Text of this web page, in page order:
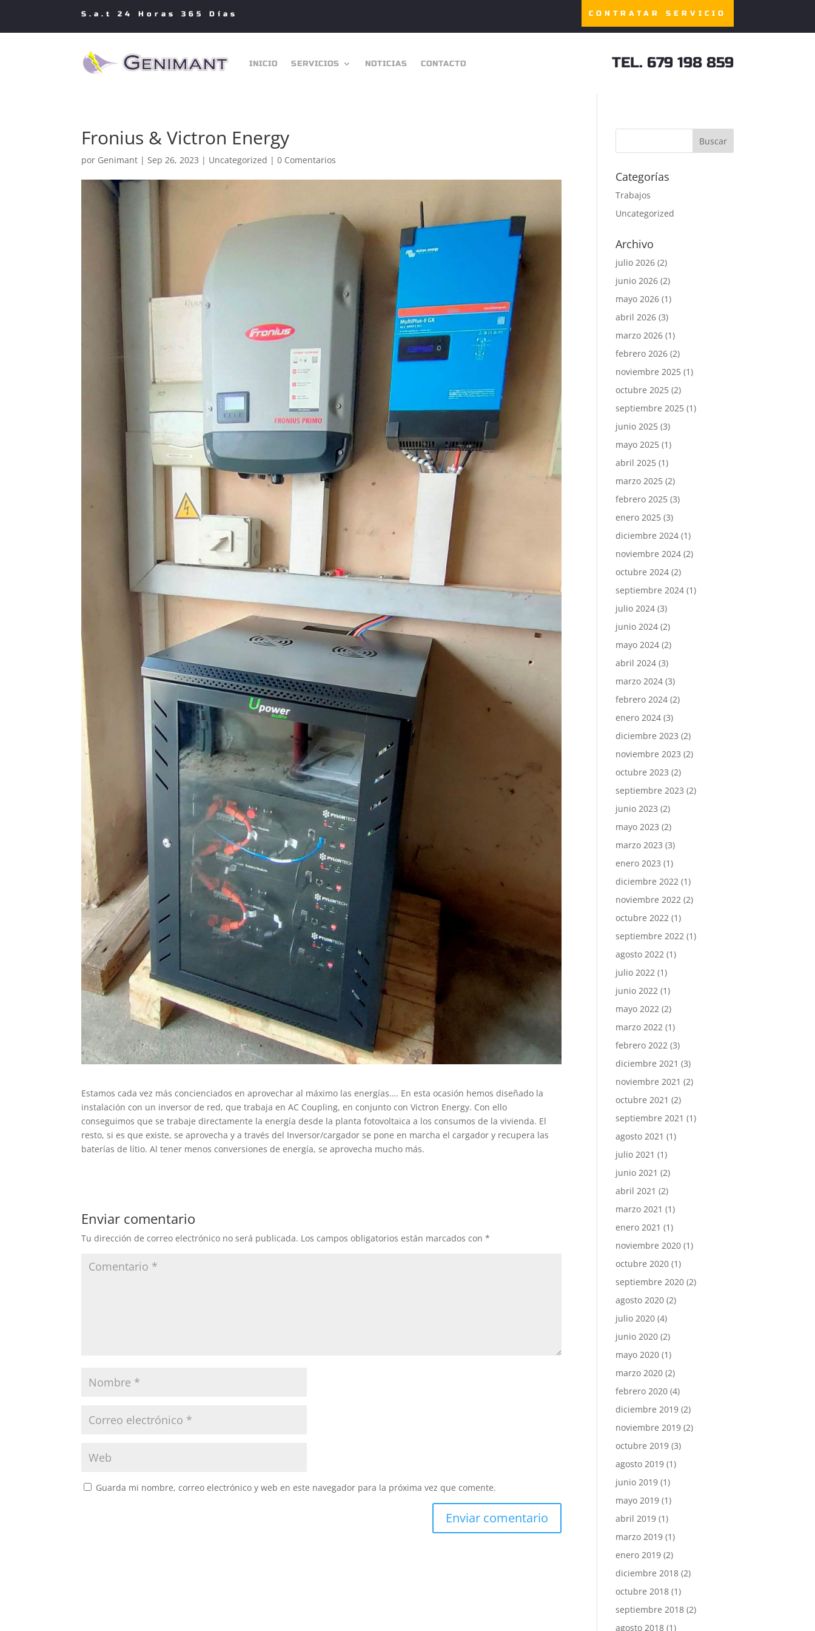
S.a.t 24 Horas 365 Días CONTRATAR SERVICIO
INICIO SERVICIOS NOTICIAS CONTACTO TEL. 679 198 859
Fronius & Victron Energy
por Genimant |Sep 26, 2023 | Uncategorized |0 Comentarios
Estamos cada vez más concienciados en aprovechar al máximo las energías…. En esta ocasión hemos diseñado la
instalación con un inversor de red, que trabaja en AC Coupling, en conjunto con Victron Energy. Con ello
conseguimos que se trabaje directamente la energía desde la planta fotovoltaica a los consumos de la vivienda. El
resto, si es que existe, se aprovecha y a través del Inversor/cargador se pone en marcha el cargador y recupera las
baterías de lítio. Al tener menos conversiones de energía, se aprovecha mucho más.
Enviar comentario
Tu dirección de correo electrónico no será publicada. Los campos obligatorios están marcados con*
Guarda mi nombre, correo electrónico y web en este navegador para la próxima vez que comente.
Categorías
Trabajos
Uncategorized
Archivo
julio 2026 (2)
junio 2026 (2)
mayo 2026 (1)
abril 2026 (3)
marzo 2026 (1)
febrero 2026 (2)
noviembre 2025 (1)
octubre 2025 (2)
septiembre 2025 (1)
junio 2025 (3)
mayo 2025 (1)
abril 2025 (1)
marzo 2025 (2)
febrero 2025 (3)
enero 2025 (3)
diciembre 2024 (1)
noviembre 2024 (2)
octubre 2024 (2)
septiembre 2024 (1)
julio 2024 (3)
junio 2024 (2)
mayo 2024 (2)
abril 2024 (3)
marzo 2024 (3)
febrero 2024 (2)
enero 2024 (3)
diciembre 2023 (2)
noviembre 2023 (2)
octubre 2023 (2)
septiembre 2023 (2)
junio 2023 (2)
mayo 2023 (2)
marzo 2023 (3)
enero 2023 (1)
diciembre 2022 (1)
noviembre 2022 (2)
octubre 2022 (1)
septiembre 2022 (1)
agosto 2022 (1)
julio 2022 (1)
junio 2022 (1)
mayo 2022 (2)
marzo 2022 (1)
febrero 2022 (3)
diciembre 2021 (3)
noviembre 2021 (2)
octubre 2021 (2)
septiembre 2021 (1)
agosto 2021 (1)
julio 2021 (1)
junio 2021 (2)
abril 2021 (2)
marzo 2021 (1)
enero 2021 (1)
noviembre 2020 (1)
octubre 2020 (1)
septiembre 2020 (2)
agosto 2020 (2)
julio 2020 (4)
junio 2020 (2)
mayo 2020 (1)
marzo 2020 (2)
febrero 2020 (4)
diciembre 2019 (2)
noviembre 2019 (2)
octubre 2019 (3)
agosto 2019 (1)
junio 2019 (1)
mayo 2019 (1)
abril 2019 (1)
marzo 2019 (1)
enero 2019 (2)
diciembre 2018 (2)
octubre 2018 (1)
septiembre 2018 (2)
agosto 2018 (1)